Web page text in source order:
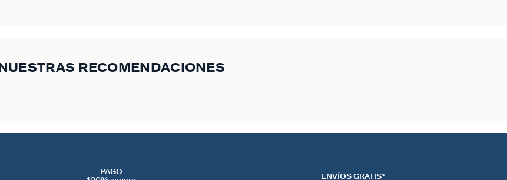
NUESTRAS RECOMENDACIONES
PAGO
ENVÍOS GRATIS*